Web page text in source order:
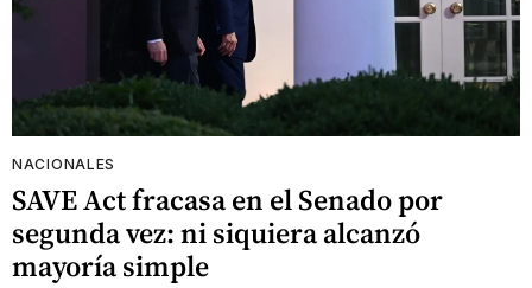
NACIONALES
SAVE Act fracasa en el Senado por
segunda vez: ni siquiera alcanzó
mayoría simple